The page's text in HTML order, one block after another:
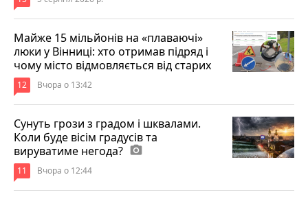
Майже 15 мільйонів на «плаваючі»
люки у Вінниці: хто отримав підряд і
чому місто відмовляється від старих
12 Вчора о 13:42
Сунуть грози з градом і шквалами.
Коли буде вісім градусів та
вируватиме негода? photo_camera
11 Вчора о 12:44